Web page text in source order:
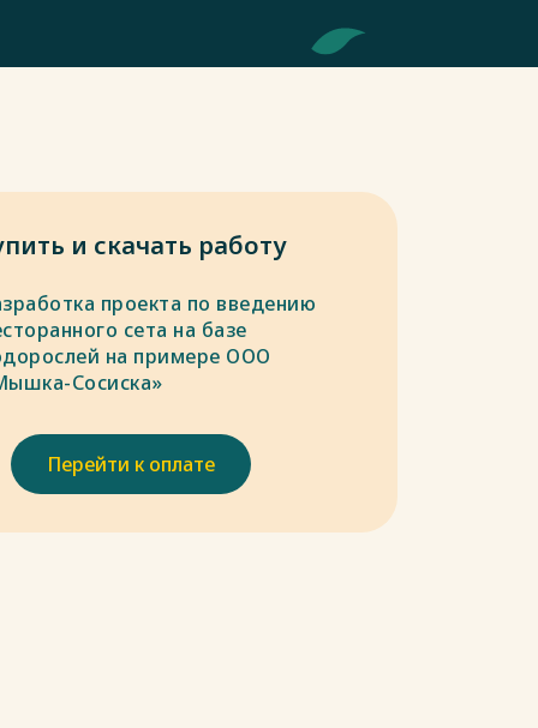
и скачать работу
проекта по введению
сета на базе
на примере ООО
Сосиска»
Перейти к оплате